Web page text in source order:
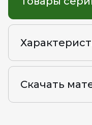
Скачать